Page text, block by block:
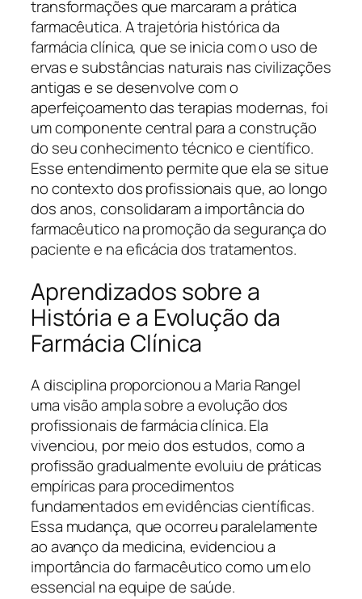
transformações que marcaram a prática
farmacêutica. A trajetória histórica da
farmácia clínica, que se inicia com o uso de
ervas e substâncias naturais nas civilizações
antigas e se desenvolve com o
aperfeiçoamento das terapias modernas, foi
um componente central para a construção
do seu conhecimento técnico e científico.
Esse entendimento permite que ela se situe
no contexto dos profissionais que, ao longo
dos anos, consolidaram a importância do
farmacêutico na promoção da segurança do
paciente e na eficácia dos tratamentos.
Aprendizados sobre a
História e a Evolução da
Farmácia Clínica
A disciplina proporcionou a Maria Rangel
uma visão ampla sobre a evolução dos
profissionais de farmácia clínica. Ela
vivenciou, por meio dos estudos, como a
profissão gradualmente evoluiu de práticas
empíricas para procedimentos
fundamentados em evidências científicas.
Essa mudança, que ocorreu paralelamente
ao avanço da medicina, evidenciou a
importância do farmacêutico como um elo
essencial na equipe de saúde.